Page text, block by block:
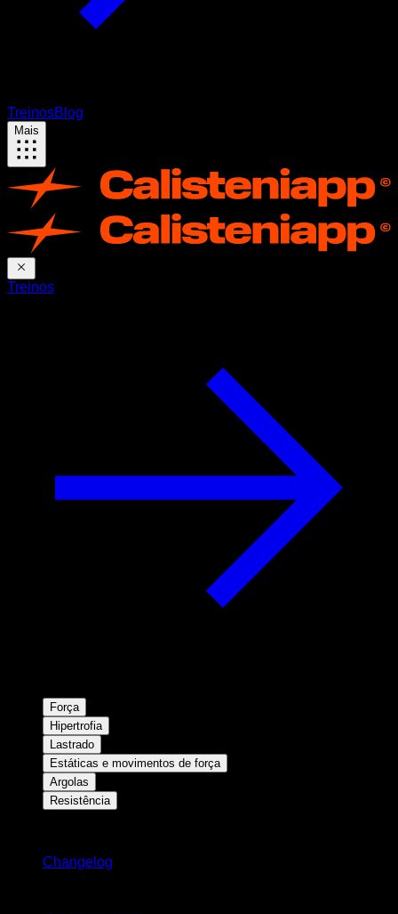
TreinosBlog
Mais
Treinos
Força
Hipertrofia
Lastrado
Estáticas e movimentos de força
Argolas
Resistência
Changelog